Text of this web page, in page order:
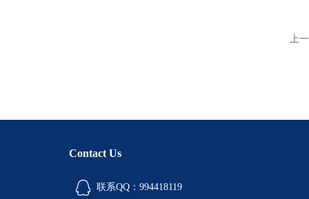
上
Contact Us
联系QQ：994418119